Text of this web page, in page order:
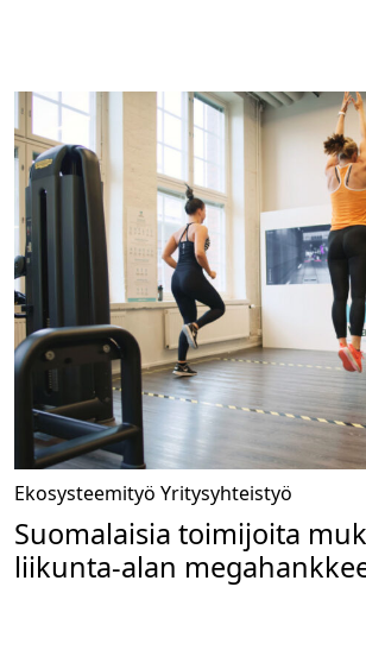
Ekosysteemityö Yritysyhteistyö
Suomalaisia toimijoita
liikunta-alan